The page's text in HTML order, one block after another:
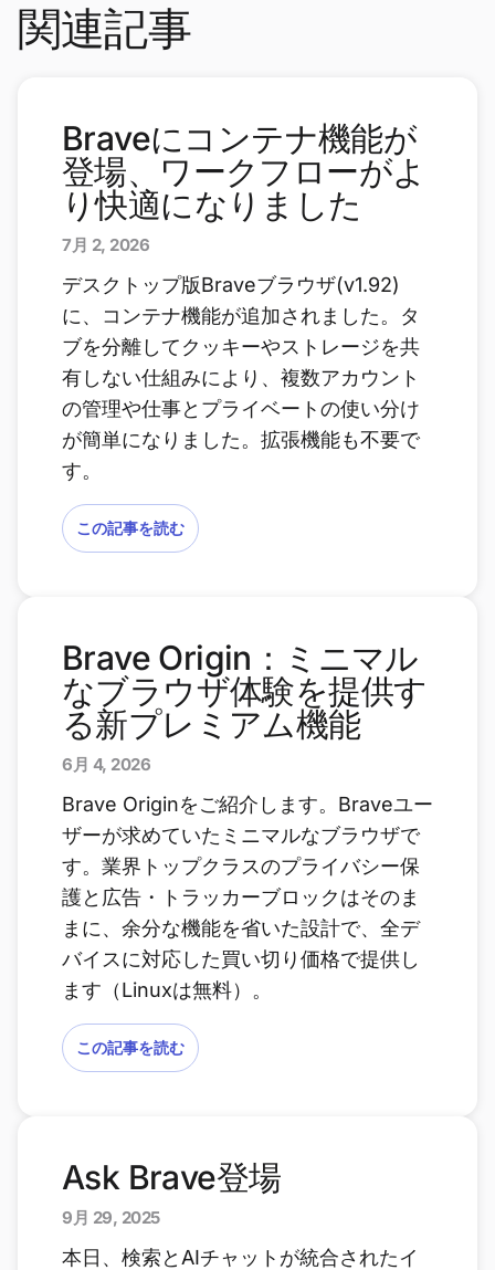
関連記事
Braveにコンテナ機能が
登場、ワークフローがよ
り快適になりました
7月 2, 2026
デスクトップ版Braveブラウザ(v1.92)
に、コンテナ機能が追加されました。タ
ブを分離してクッキーやストレージを共
有しない仕組みにより、複数アカウント
の管理や仕事とプライベートの使い分け
が簡単になりました。拡張機能も不要で
す。
この記事を読む
Brave Origin：ミニマル
なブラウザ体験を提供す
る新プレミアム機能
6月 4, 2026
Brave Originをご紹介します。Braveユー
ザーが求めていたミニマルなブラウザで
す。業界トップクラスのプライバシー保
護と広告・トラッカーブロックはそのま
まに、余分な機能を省いた設計で、全デ
バイスに対応した買い切り価格で提供し
ます（Linuxは無料）。
この記事を読む
Ask Brave登場
9月 29, 2025
本日、検索とAIチャットが統合されたイ